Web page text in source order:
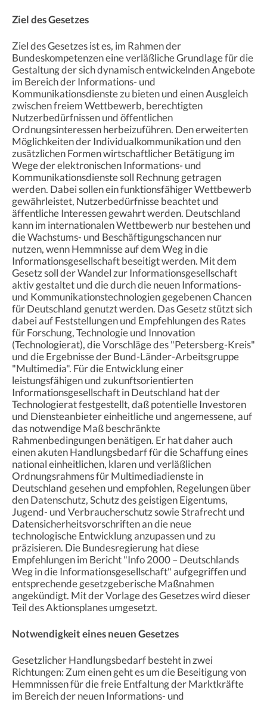
Ziel des Gesetzes
Ziel des Gesetzes ist es, im Rahmen der
Bundeskompetenzen eine verläßliche Grundlage für die
Gestaltung der sich dynamisch entwickelnden Angebote
im Bereich der Informations- und
Kommunikationsdienste zu bieten und einen Ausgleich
zwischen freiem Wettbewerb, berechtigten
Nutzerbedürfnissen und öffentlichen
Ordnungsinteressen herbeizuführen. Den erweiterten
Möglichkeiten der Individualkommunikation und den
zusätzlichen Formen wirtschaftlicher Betätigung im
Wege der elektronischen Informations- und
Kommunikationsdienste soll Rechnung getragen
werden. Dabei sollen ein funktionsfähiger Wettbewerb
gewährleistet, Nutzerbedürfnisse beachtet und
äffentliche Interessen gewahrt werden. Deutschland
kann im internationalen Wettbewerb nur bestehen und
die Wachstums- und Beschäftigungschancen nur
nutzen, wenn Hemmnisse auf dem Weg in die
Informationsgesellschaft beseitigt werden. Mit dem
Gesetz soll der Wandel zur Informationsgesellschaft
aktiv gestaltet und die durch die neuen Informations-
und Kommunikationstechnologien gegebenen Chancen
für Deutschland genutzt werden. Das Gesetz stützt sich
dabei auf Feststellungen und Empfehlungen des Rates
für Forschung, Technologie und Innovation
(Technologierat), die Vorschläge des "Petersberg-Kreis"
und die Ergebnisse der Bund-Länder-Arbeitsgruppe
"Multimedia". Für die Entwicklung einer
leistungsfähigen und zukunftsorientierten
Informationsgesellschaft in Deutschland hat der
Technologierat festgestellt, daß potentielle Investoren
und Diensteanbieter einheitliche und angemessene, auf
das notwendige Maß beschränkte
Rahmenbedingungen benätigen. Er hat daher auch
einen akuten Handlungsbedarf für die Schaffung eines
national einheitlichen, klaren und verläßlichen
Ordnungsrahmens für Multimediadienste in
Deutschland gesehen und empfohlen, Regelungen über
den Datenschutz, Schutz des geistigen Eigentums,
Jugend- und Verbraucherschutz sowie Strafrecht und
Datensicherheitsvorschriften an die neue
technologische Entwicklung anzupassen und zu
präzisieren. Die Bundesregierung hat diese
Empfehlungen im Bericht "Info 2000 – Deutschlands
Weg in die Informationsgesellschaft" aufgegriffen und
entsprechende gesetzgeberische Maßnahmen
angekündigt. Mit der Vorlage des Gesetzes wird dieser
Teil des Aktionsplanes umgesetzt.
Notwendigkeit eines neuen Gesetzes
Gesetzlicher Handlungsbedarf besteht in zwei
Richtungen: Zum einen geht es um die Beseitigung von
Hemmnissen für die freie Entfaltung der Marktkräfte
im Bereich der neuen Informations- und